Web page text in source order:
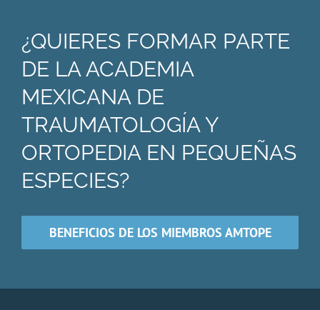
¿QUIERES FORMAR PARTE
DE LA ACADEMIA
MEXICANA DE
TRAUMATOLOGÍA Y
ORTOPEDIA EN PEQUEÑAS
ESPECIES?
BENEFICIOS DE LOS MIEMBROS AMTOPE